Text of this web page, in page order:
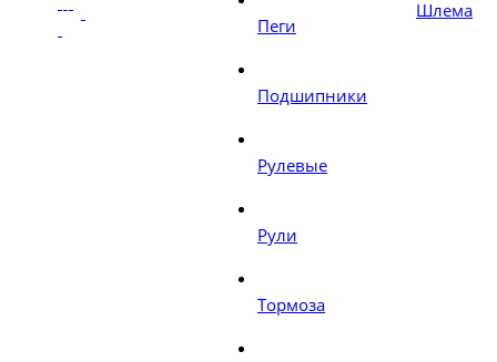
Пеги
Подшипники
Рулевые
Рули
Тормоза
Шлема